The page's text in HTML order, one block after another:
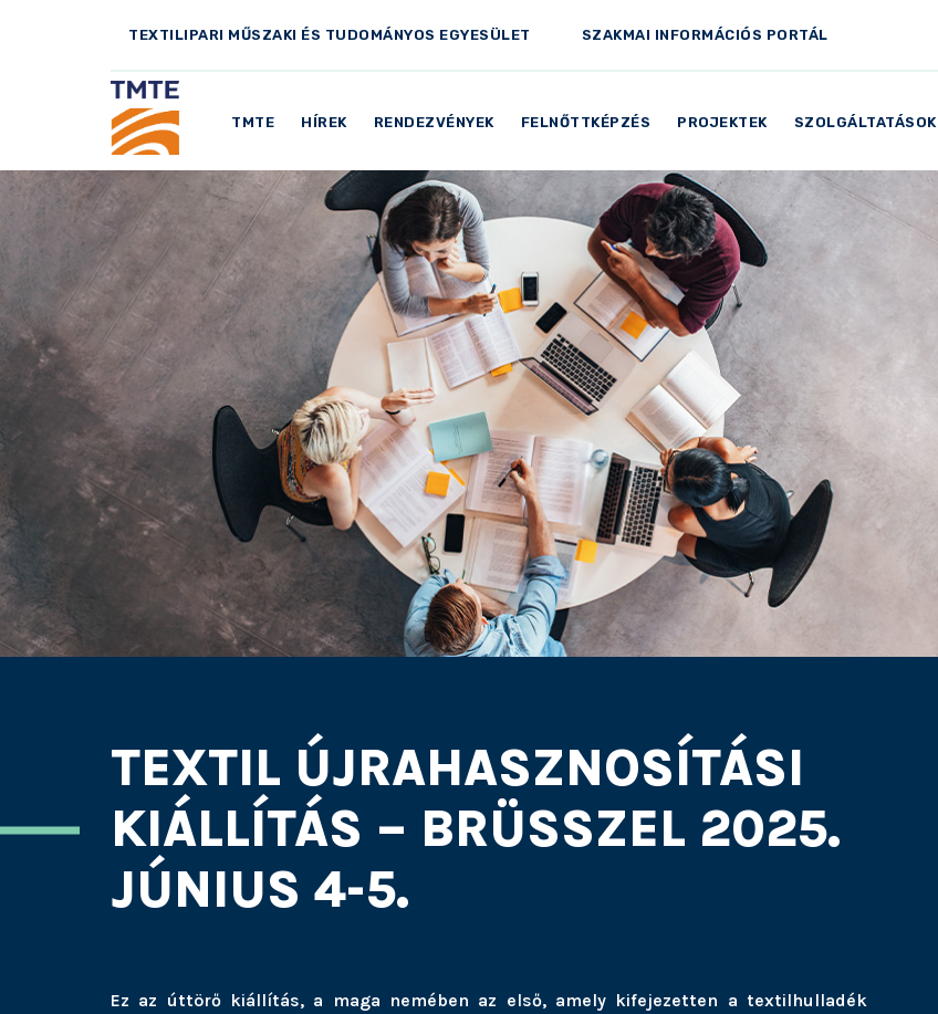
TEXTILIPARI MŰSZAKI ÉS TUDOMÁNYOS EGYESÜLET SZAKMAI INFORMÁCIÓS PORTÁL
TMTE HÍREK RENDEZVÉNYEK FELNŐTTKÉPZÉS PROJEKTEK SZOLGÁLTATÁSOK
TEXTIL ÚJRAHASZNOSÍTÁSI
KIÁLLÍTÁS – BRÜSSZEL 2025.
JÚNIUS 4-5.
Ez az úttörő kiállítás, a maga nemében az első, amely kifejezetten a textilhulladék